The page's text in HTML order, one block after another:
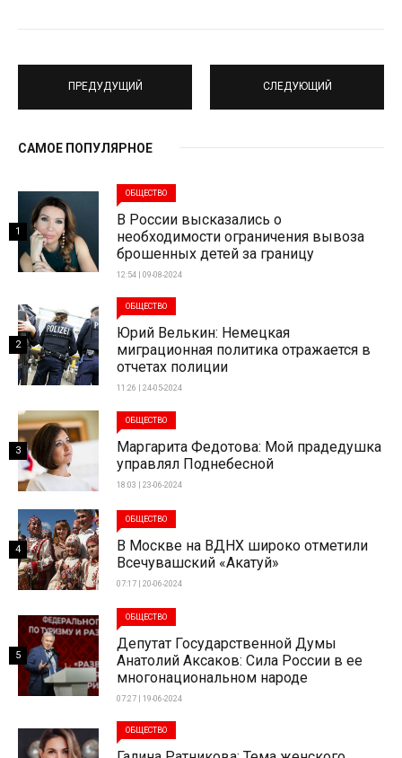
ПРЕДУДУЩИЙ СЛЕДУЮЩИЙ
САМОЕ ПОПУЛЯРНОЕ
ОБЩЕСТВО
В России высказались о
необходимости ограничения вывоза
брошенных детей за границу
12:54 | 09-08-2024
1
ОБЩЕСТВО
Юрий Велькин: Немецкая
миграционная политика отражается в
отчетах полиции
11:26 | 24-05-2024
2
ОБЩЕСТВО
Маргарита Федотова: Мой прадедушка
управлял Поднебесной
18:03 | 23-06-2024
3
ОБЩЕСТВО
В Москве на ВДНХ широко отметили
Всечувашский «Акатуй»
07:17 | 20-06-2024
4
ОБЩЕСТВО
Депутат Государственной Думы
Анатолий Аксаков: Сила России в ее
многонациональном народе
07:27 | 19-06-2024
5
ОБЩЕСТВО